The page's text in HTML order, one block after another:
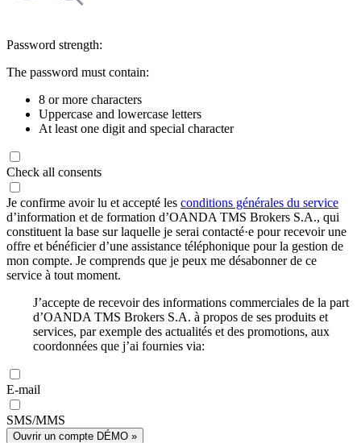
Password strength:
The password must contain:
8 or more characters
Uppercase and lowercase letters
At least one digit and special character
Check all consents
Je confirme avoir lu et accepté les conditions générales du service
d’information et de formation d’OANDA TMS Brokers S.A., qui
constituent la base sur laquelle je serai contacté·e pour recevoir une
offre et bénéficier d’une assistance téléphonique pour la gestion de
mon compte. Je comprends que je peux me désabonner de ce
service à tout moment.
J’accepte de recevoir des informations commerciales de la part
d’OANDA TMS Brokers S.A. à propos de ses produits et
services, par exemple des actualités et des promotions, aux
coordonnées que j’ai fournies via:
E-mail
SMS/MMS
Ouvrir un compte DÉMO »